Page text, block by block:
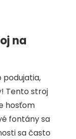
na
Tento stroj
hosťom
fontány sa
sa často